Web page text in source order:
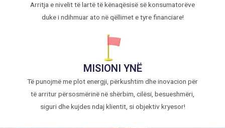
Arritja e nivelit të lartë të kënaqësisë së konsumatorëve
duke i ndihmuar ato në qëllimet e tyre financiare!
MISIONI YNË
Të punojmë me plot energji, përkushtim dhe inovacion për
të arritur përsosmërinë në shërbim, cilësi, besueshmëri,
siguri dhe kujdes ndaj klientit, si objektiv kryesor!